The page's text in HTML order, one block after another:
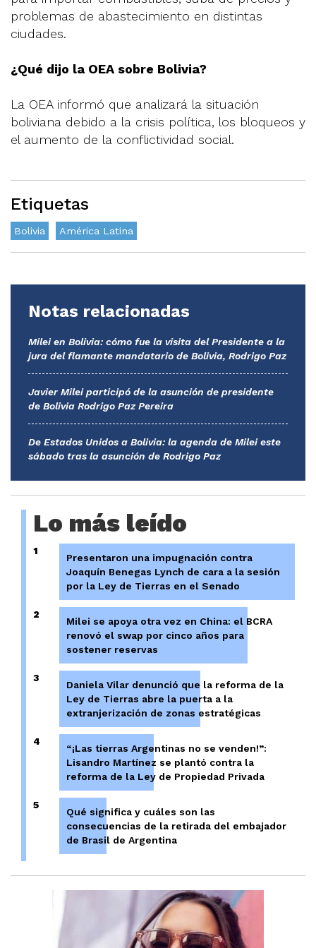
problemas de abastecimiento en distintas
ciudades.
¿Qué dijo la OEA sobre Bolivia?
La OEA informó que analizará la situación
boliviana debido a la crisis política, los bloqueos y
el aumento de la conflictividad social.
Etiquetas
Bolivia América Latina
Notas relacionadas
Milei en Bolivia: cómo fue la visita del Presidente a la
jura del flamante mandatario de Bolivia, Rodrigo Paz
Javier Milei participó de la asunción de presidente
de Bolivia Rodrigo Paz Pereira
De Estados Unidos a Bolivia: la agenda de Milei este
sábado tras la asunción de Rodrigo Paz
Lo más leído
1
Presentaron una impugnación contra
Joaquín Benegas Lynch de cara a la sesión
por la Ley de Tierras en el Senado
2
Milei se apoya otra vez en China: el BCRA
renovó el swap por cinco años para
sostener reservas
3
Daniela Vilar denunció que la reforma de la
Ley de Tierras abre la puerta a la
extranjerización de zonas estratégicas
4
“¡Las tierras Argentinas no se venden!”:
Lisandro Martínez se plantó contra la
reforma de la Ley de Propiedad Privada
5
Qué significa y cuáles son las
consecuencias de la retirada del embajador
de Brasil de Argentina